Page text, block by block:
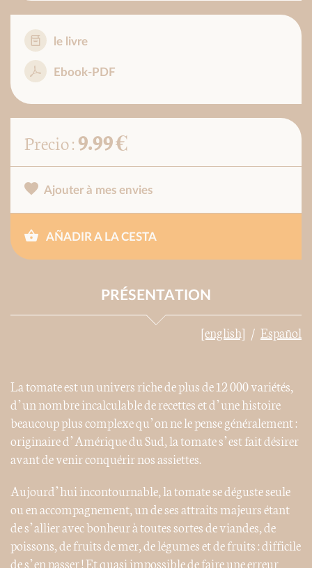
le livre
Ebook-PDF
Precio :9.99 €
Ajouter à mes envies
AÑADIR A LA CESTA
PRÉSENTATION
[english] Español
La tomate est un univers riche de plus de 12 000 variétés,
d’un nombre incalculable de recettes et d’une histoire
beaucoup plus complexe qu’on ne le pense généralement :
originaire d’Amérique du Sud, la tomate s’est fait désirer
avant de venir conquérir nos assiettes.
Aujourd’hui incontournable, la tomate se déguste seule
ou en accompagnement, un de ses attraits majeurs étant
de s’allier avec bonheur à toutes sortes de viandes, de
poissons, de fruits de mer, de légumes et de fruits : difficile
de s’en passer ! Et quasi impossible de faire une erreur